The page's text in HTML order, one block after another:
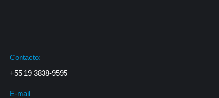
Contacto:
+55 19 3838-9595
E-mail